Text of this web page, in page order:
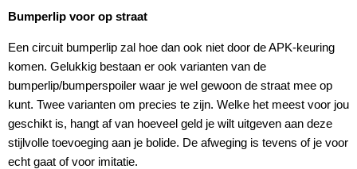
Bumperlip voor op straat
Een circuit bumperlip zal hoe dan ook niet door de APK-keuring
komen. Gelukkig bestaan er ook varianten van de
bumperlip/bumperspoiler waar je wel gewoon de straat mee op
kunt. Twee varianten om precies te zijn. Welke het meest voor jou
geschikt is, hangt af van hoeveel geld je wilt uitgeven aan deze
stijlvolle toevoeging aan je bolide. De afweging is tevens of je voor
echt gaat of voor imitatie.